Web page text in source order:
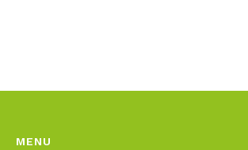
MENU